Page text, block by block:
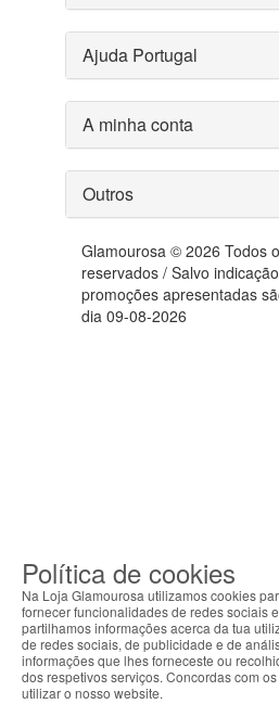
Ajuda Portugal
A minha conta
Outros
Glamourosa © 2026 Todos
reservados / Salvo
promoções apresentadas
dia 09-08-2026
Política de cookies
Na Loja Glamourosa utilizamos cookies
fornecer funcionalidades de redes sociais
partilhamos informações acerca da tua
de redes sociais, de publicidade e de
informações que lhes forneceste ou
dos respetivos serviços. Concordas com
utilizar o nosso website.